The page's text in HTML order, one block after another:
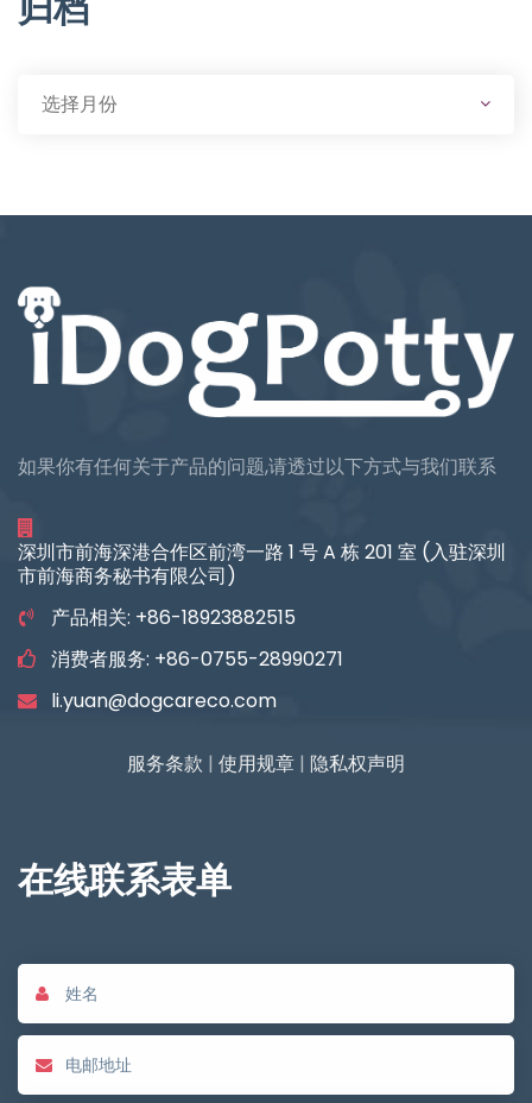
归档
如果你有任何关于产品的问题,请透过以下方式与我们联系
深圳市前海深港合作区前湾一路 1 号 A 栋 201 室 (入驻深圳
市前海商务秘书有限公司)
产品相关: +86-18923882515
消费者服务: +86-0755-28990271
li.yuan@dogcareco.com
服务条款 | 使用规章 | 隐私权声明
在线联系表单